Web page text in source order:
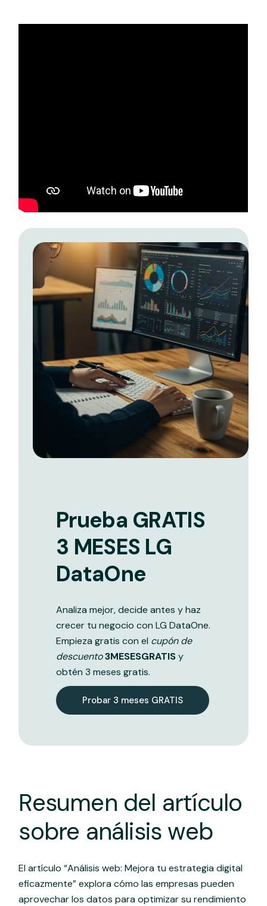
Prueba GRATIS
3 MESES LG
DataOne
Analiza mejor, decide antes y haz
crecer tu negocio con LG DataOne.
Empieza gratis con el cupón de
descuento3MESESGRATISy
obtén 3 meses gratis.
Probar 3 meses GRATIS
Resumen del artículo
sobre análisis web
El artículo “Análisis web: Mejora tu estrategia digital
eficazmente” explora cómo las empresas pueden
aprovechar los datos para optimizar su rendimiento